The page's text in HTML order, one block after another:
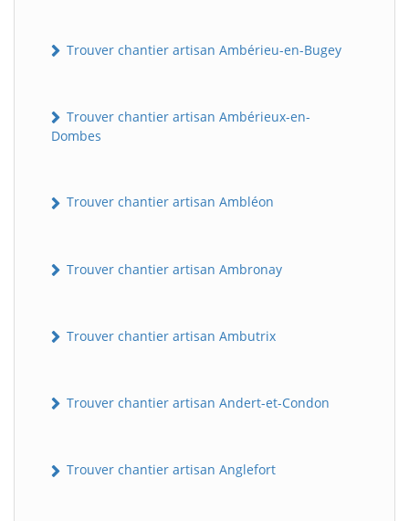
Trouver chantier artisan Ambérieu-en-Bugey
Trouver chantier artisan Ambérieux-en-
Dombes
Trouver chantier artisan Ambléon
Trouver chantier artisan Ambronay
Trouver chantier artisan Ambutrix
Trouver chantier artisan Andert-et-Condon
Trouver chantier artisan Anglefort